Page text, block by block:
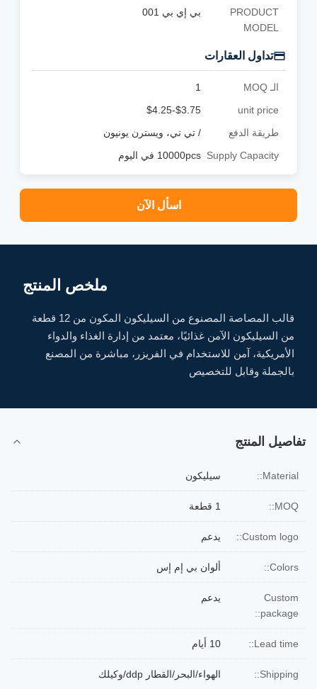
PRODUCT
MODEL
بي إي بي 001
تداول العقارات
الـ MOQ
1
unit price
$3.75-$4.25
طريقة الدفع
/ تي تي، ويسترن يونيون
Supply Capacity 10000pcs في اليوم
اسأل الآن
ملخص المنتج
قالب المصاصة المصنوع من السيليكون المكون من 12 قطعة
من السيليكون الآمن غذائيًا، معتمد من إدارة الغذاء والدواء
الأمريكية، آمن للاستخدام في الفريزر، مباشرة من المصنع
بالجملة وقابل للتخصيص
تفاصيل المنتج
Material:: سيليكون
MOQ:: 1 قطعة
Custom logo:: يدعم
Colors:: ألوان بي إم إس
Custom
package::
يدعم
Lead time:: 10 أيام
Shipping:: الهواء/البحر/القطار ddp/وكيلك